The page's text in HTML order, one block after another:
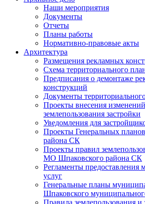
Наши мероприятия
Документы
Отчеты
Планы работы
Нормативно-правовые акты
Архитектура
Размещения рекламных
Схема территориального
Предписания о демонтаже
конструкций
Документы
Проекты внесения
землепользования застройки
Уведомления для
Проекты Генеральных
района СК
Проекты правил
МО Шпаковского района СК
Регламенты предоставления
услуг
Генеральные планы
Шпаковского